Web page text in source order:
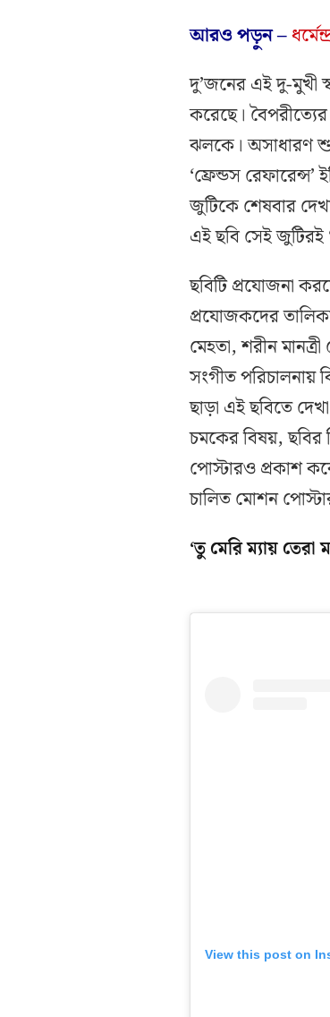
আরও পড়ুন –
দু’জনের এই দু-মুখী
করেছে।
ঝলকে। অসাধারণ
‘ফ্রেন্ডস
জুটিকে শেষবার
এই ছবি সেই জুটিরই
ছবিটি প্রযোজনা
প্রযোজকদের
মেহতা, শরীন
সংগীত পরিচালনায়
ছাড়া এই ছবিতে
চমকের বিষয়, ছবির
পোস্টারও প্রকাশ
চালিত মোশন
‘তু মেরি ম্যায়
View this post on